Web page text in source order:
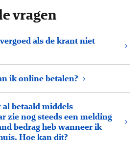
vragen
als de krant niet
ik online betalen?
betaald middels
zie nog steeds een melding
bedrag heb wanneer ik
Hoe kan dit?